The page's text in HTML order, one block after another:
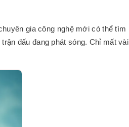
gia công nghệ mới có thể tìm
đấu đang phát sóng. Chỉ mất vài